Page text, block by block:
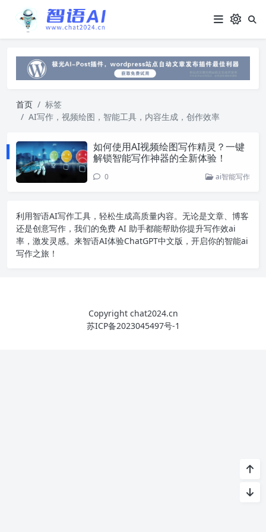
首页
标签
AI写作，视频绘图，智能工具，内容生成，创作效率
如何使用AI视频绘图写作精灵？一键
解锁智能写作神器的全新体验！
0 ai智能写作
利用智语AI写作工具，轻松生成高质量内容。无论是文章、博客
还是创意写作，我们的免费 AI 助手都能帮助你提升写作效ai
率，激发灵感。来智语AI体验ChatGPT中文版 ，开启你的智能ai
写作之旅！
Copyright chat2024.cn
苏ICP备2023045497号-1